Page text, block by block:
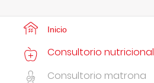
Inicio
Consultorio nutricional
Consultorio matrona